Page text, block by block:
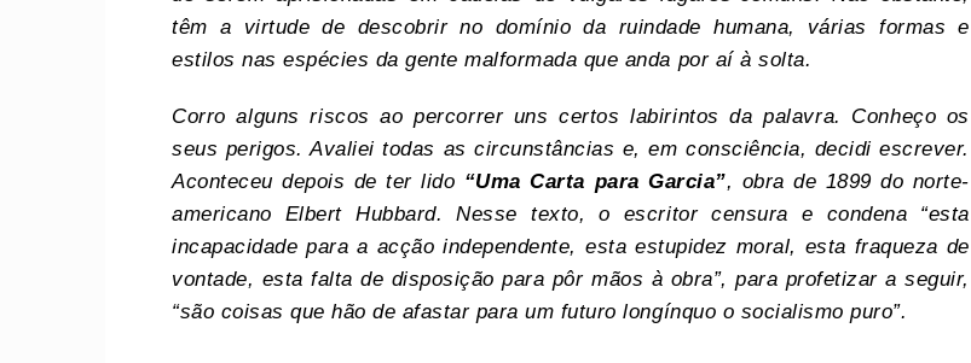
têm a virtude de descobrir no domínio da ruindade humana, várias formas e
estilos nas espécies da gente malformada que anda por aí à solta.
Corro alguns riscos ao percorrer uns certos labirintos da palavra. Conheço os
seus perigos. Avaliei todas as circunstâncias e, em consciência, decidi escrever.
Aconteceu depois de ter lido “Uma Carta para Garcia”, obra de 1899 do norte-
americano Elbert Hubbard. Nesse texto, o escritor censura e condena “esta
incapacidade para a acção independente, esta estupidez moral, esta fraqueza de
vontade, esta falta de disposição para pôr mãos à obra”, para profetizar a seguir,
“são coisas que hão de afastar para um futuro longínquo o socialismo puro”.